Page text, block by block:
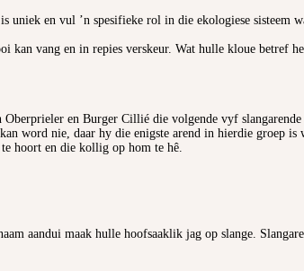
en vul ’n spesifieke rol in die ekologiese
vang en in repies verskeur. Wat hulle kloue betref
en Burger Cillié die volgende vyf slangarende
word nie, daar hy die enigste arend in hierdie groep
hoort en die kollig op hom te hê.
aandui maak hulle hoofsaaklik jag op slange.